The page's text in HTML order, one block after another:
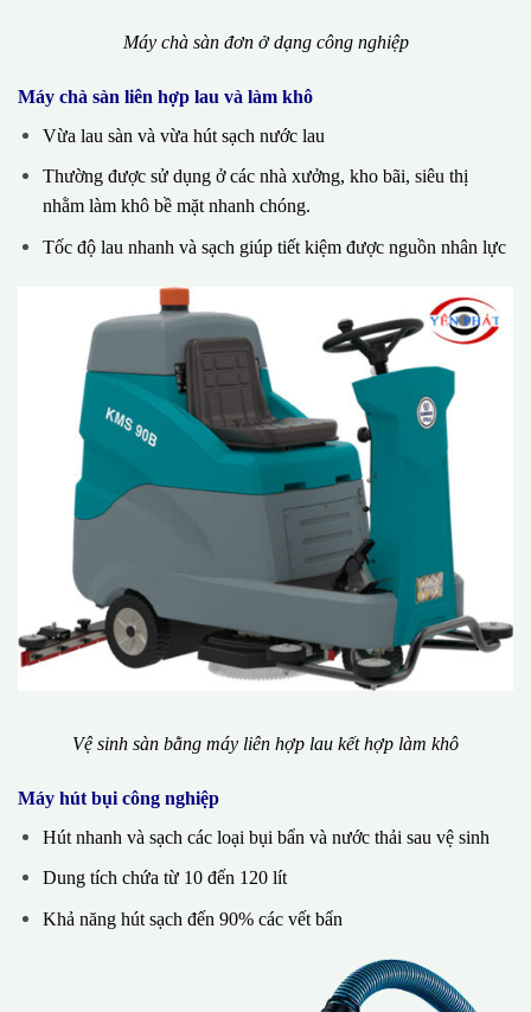
Máy chà sàn đơn ở dạng công nghiệp
Máy chà sàn liên hợp lau và làm khô
Vừa lau sàn và vừa hút sạch nước lau
Thường được sử dụng ở các nhà xưởng, kho bãi, siêu thị
nhằm làm khô bề mặt nhanh chóng.
Tốc độ lau nhanh và sạch giúp tiết kiệm được nguồn nhân lực
Vệ sinh sàn bằng máy liên hợp lau kết hợp làm khô
Máy hút bụi công nghiệp
Hút nhanh và sạch các loại bụi bẩn và nước thải sau vệ sinh
Dung tích chứa từ 10 đến 120 lít
Khả năng hút sạch đến 90% các vết bẩn